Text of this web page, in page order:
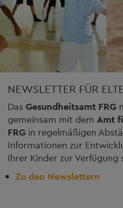
NEWSLETTER FÜR
Das Gesundheitsamt FRG
gemeinsam mit dem Amt
FRG in regelmäßigen
Informationen zur
Ihrer Kinder zur Verfügung
Zu den Newslettern